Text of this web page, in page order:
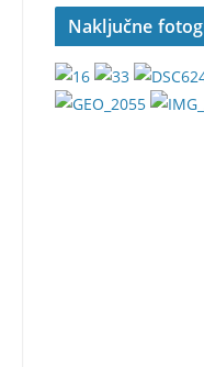
Naključne